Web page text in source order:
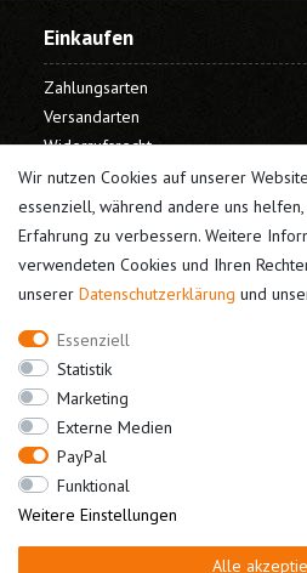
Wir nutzen Cookies auf unserer
essenziell, während andere uns
Erfahrung zu verbessern. Weitere
verwendeten Cookies und Ihren
unserer Daten­schutz­erklärung und
Essenziell
Statistik
Marketing
Externe Medien
PayPal
Funktional
Weitere Einstellungen
Alle
Einkaufen
Zahlungsarten
Versandarten
Widerrufsrecht
Warenkorb
Kasse
Mein Konto
Registrieren
Login
Unternehmen
Kontakt
Datenschutz
AGB
Impressum